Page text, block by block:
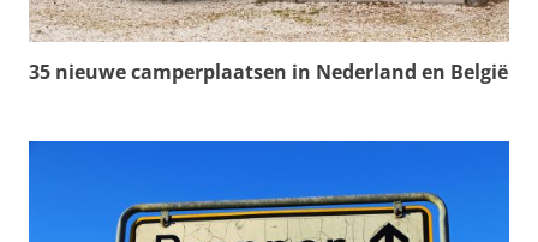
35 nieuwe camperplaatsen in Nederland en België